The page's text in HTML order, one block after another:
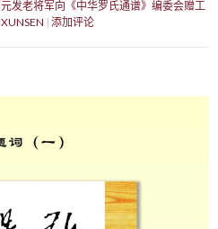
发老将军向《中华罗氏通谱》编委会赠工
添加评论